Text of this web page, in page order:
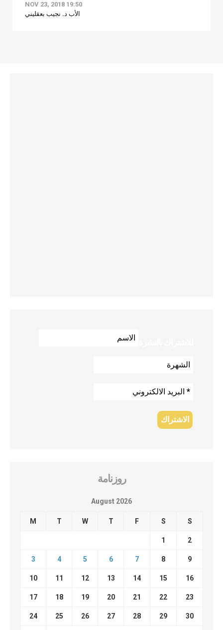
NOV 23, 2018 19:50
الأب د. نجيب بعقليني
روزنامة
August 2026
M T W T F S S
1 2
3 4 5 6 7 8 9
10 11 12 13 14 15 16
17 18 19 20 21 22 23
24 25 26 27 28 29 30